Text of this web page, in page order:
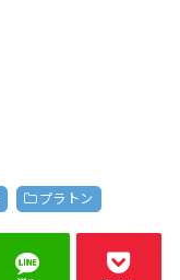
プラトン